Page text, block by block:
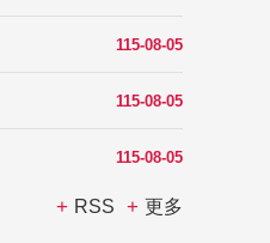
115-08-05
115-08-05
115-08-05
RSS 更多